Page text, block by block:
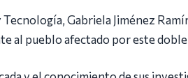
Tecnología, Gabriela Jiménez
al pueblo afectado por este